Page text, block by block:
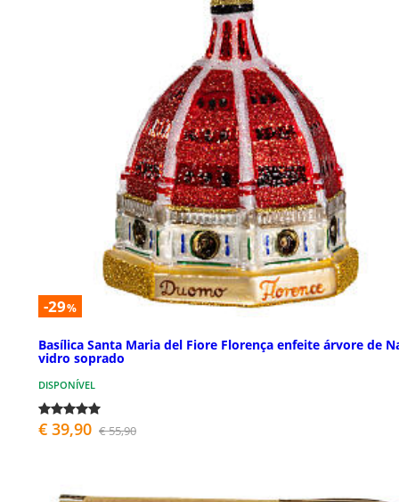
-29%
Basílica Santa Maria del Fiore Florença enfeite árvore de
vidro soprado
DISPONÍVEL
€ 39,90 € 55,90